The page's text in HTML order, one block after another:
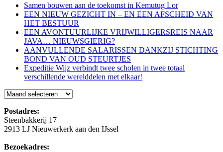
Samen bouwen aan de toekomst in Kemutug Lor
EEN NIEUW GEZICHT IN – EN EEN AFSCHEID VAN
HET BESTUUR
EEN AVONTUURLIJKE VRIJWILLIGERSREIS NAAR
JAVA… NIEUWSGIERIG?
AANVULLENDE SALARISSEN DANKZIJ STICHTING
BOND VAN OUD STEURTJES
Expeditie Wijz verbindt twee scholen in twee totaal
verschillende werelddelen met elkaar!
Blog
Postadres:
Steenbakkerij 17
2913 LJ Nieuwerkerk aan den IJssel
Bezoekadres: